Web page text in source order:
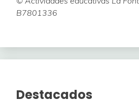
B7801336
Destacados